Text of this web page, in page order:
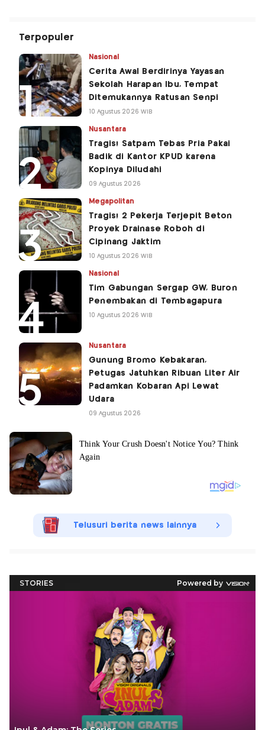
Terpopuler
Nasional
Cerita Awal Berdirinya Yayasan
Sekolah Harapan Ibu, Tempat
Ditemukannya Ratusan Senpi
10 Agustus 2026 WIB
Nusantara
Tragis! Satpam Tebas Pria Pakai
Badik di Kantor KPUD karena
Kopinya Diludahi
09 Agustus 2026
Megapolitan
Tragis! 2 Pekerja Terjepit Beton
Proyek Drainase Roboh di
Cipinang Jaktim
10 Agustus 2026 WIB
Nasional
Tim Gabungan Sergap GW, Buron
Penembakan di Tembagapura
10 Agustus 2026 WIB
Nusantara
Gunung Bromo Kebakaran,
Petugas Jatuhkan Ribuan Liter Air
Padamkan Kobaran Api Lewat
Udara
09 Agustus 2026
Telusuri berita news lainnya